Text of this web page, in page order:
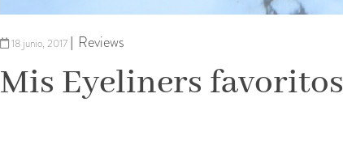
18 junio, 2017 | Reviews
Mis Eyeliners favoritos